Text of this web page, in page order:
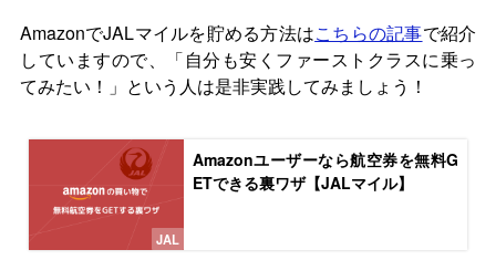
AmazonでJALマイルを貯める方法はこちらの記事で紹介
していますので、「自分も安くファーストクラスに乗っ
てみたい！」という人は是非実践してみましょう！
JAL
Amazonユーザーなら航空券を無料G
ETできる裏ワザ【JALマイル】